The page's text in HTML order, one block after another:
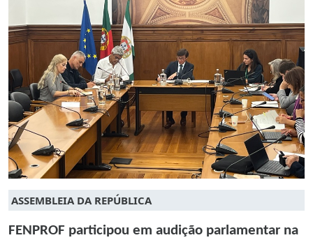
ASSEMBLEIA DA REPÚBLICA
FENPROF participou em audição parlamentar na